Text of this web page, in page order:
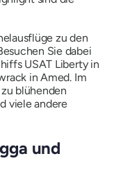
zu den
Sie dabei
USAT Liberty in
in Amed. Im
blühenden
viele andere
und